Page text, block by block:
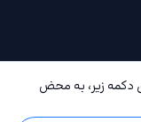
دکمه زیر، به محض